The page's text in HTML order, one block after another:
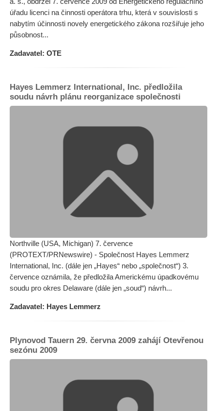
úřadu licenci na činnosti operátora trhu, která v souvislosti s
nabytím účinnosti novely energetického zákona rozšiřuje jeho
působnost...
Zadavatel: OTE
Hayes Lemmerz International, Inc. předložila
soudu návrh plánu reorganizace společnosti
Northville (USA, Michigan) 7. července
(PROTEXT/PRNewswire) - Společnost Hayes Lemmerz
International, Inc. (dále jen „Hayes“ nebo „společnost“) 3.
července oznámila, že předložila Americkému úpadkovému
soudu pro okres Delaware (dále jen „soud“) návrh...
Zadavatel: Hayes Lemmerz
Plynovod Tauern 29. června 2009 zahájí Otevřenou
sezónu 2009